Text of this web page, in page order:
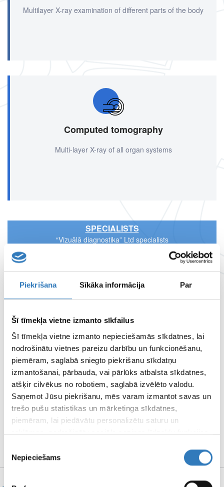
Piekrišana Sīkāka informācija Par
Šī tīmekļa vietne izmanto sīkfailus
Šī tīmekļa vietne izmanto nepieciešamās sīkdatnes, lai
nodrošinātu vietnes pareizu darbību un funkcionēšanu,
piemēram, saglabā sniegto piekrišanu sīkdatņu
izmantošanai, pārbauda, vai pārlūks atbalsta sīkdatnes,
atšķir cilvēkus no robotiem, saglabā izvēlēto valodu.
Saņemot Jūsu piekrišanu, mēs varam izmantot savas un
trešo pušu statistikas un mārketinga sīkdatnes,
piemēram, lai piedāvātu personalizētu saturu un
reklāmas, nodrošinātu sociālo saziņas līdzekļu funkcijas,
Informāciju par to, kā Jūs izmantojat mūsu vietni, mēs
varam kopīgot ar saviem sociālās saziņas līdzekļu,
izvēle
Nepieciešams
Multilayer X-ray examination of different parts of the body
Computed tomography
Multi-layer X-ray of all organ systems
SPECIALISTS
“Vizuālā diagnostika” Ltd specialists
BRANCH WORKING HOURS
PAGE TERMS OF
USE
PROPERTIES AND